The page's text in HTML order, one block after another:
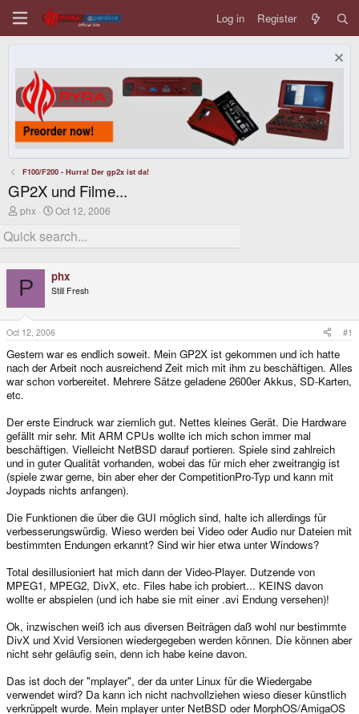
Log in Register
F100/F200 - Hurra! Der gp2x ist da!
GP2X und Filme...
T
r
e
d
s
t
a
r
e
r
phx
S
a
r
d
a
t
Oct 12, 2006
P phx
Still Fresh
Oct 12, 2006 #1
Gestern war es endlich soweit. Mein GP2X ist gekommen und ich hatte
nach der Arbeit noch ausreichend Zeit mich mit ihm zu beschäftigen. Alles
war schon vorbereitet. Mehrere Sätze geladene 2600er Akkus, SD-Karten,
etc.
Der erste Eindruck war ziemlich gut. Nettes kleines Gerät. Die Hardware
gefällt mir sehr. Mit ARM CPUs wollte ich mich schon immer mal
beschäftigen. Vielleicht NetBSD darauf portieren. Spiele sind zahlreich
und in guter Qualität vorhanden, wobei das für mich eher zweitrangig ist
(spiele zwar gerne, bin aber eher der CompetitionPro-Typ und kann mit
Joypads nichts anfangen).
Die Funktionen die über die GUI möglich sind, halte ich allerdings für
verbesserungswürdig. Wieso werden bei Video oder Audio nur Dateien mit
bestimmten Endungen erkannt? Sind wir hier etwa unter Windows?
Total desillusioniert hat mich dann der Video-Player. Dutzende von
MPEG1, MPEG2, DivX, etc. Files habe ich probiert... KEINS davon
wollte er abspielen (und ich habe sie mit einer .avi Endung versehen)!
Ok, inzwischen weiß ich aus diversen Beiträgen daß wohl nur bestimmte
DivX und Xvid Versionen wiedergegeben werden können. Die können aber
nicht sehr geläufig sein, denn ich habe keine davon.
Das ist doch der "mplayer", der da unter Linux für die Wiedergabe
verwendet wird? Da kann ich nicht nachvollziehen wieso dieser künstlich
verkrüppelt wurde. Mein mplayer unter NetBSD oder MorphOS/AmigaOS